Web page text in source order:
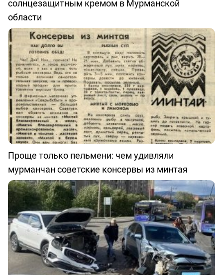
солнцезащитным кремом в Мурманской
области
Проще только пельмени: чем удивляли
мурманчан советские консервы из минтая